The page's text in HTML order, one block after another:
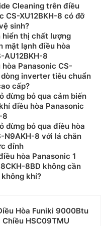
Cleaning trên điều
CS-XU12BKH-8 có đỡ
sinh?
hiển thị chất lượng
mặt lạnh điều hòa
AU12BKH-8
Panasonic CS-
dòng inverter tiêu chuẩn
cấp?
đừng bỏ qua cảm biến
điều hòa Panasonic
8
đừng bỏ qua điều hòa
N9AKH-8 với lá chắn
đỉnh
hòa Panasonic 1
8BD không cần
khí?
Hòa Funiki 9000Btu
Chiều HSC09TMU